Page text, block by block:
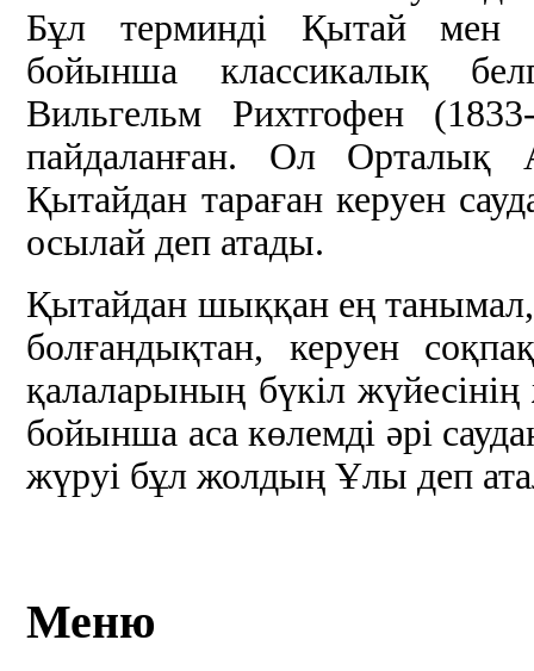
Бұл терминді Қытай мен
бойынша классикалық
Вильгельм Рихтгофен
пайдаланған. Ол
Қытайдан тараған керуен
осылай деп атады.
Қытайдан шыққан ең
болғандықтан, керуен
қалаларының бүкіл
бойынша аса көлемді әрі
жүруі бұл жолдың Ұлы деп
Меню